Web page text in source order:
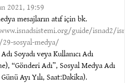
2021, 19:59
mesajların atıf için bk.
guide/isnad2/
sosyal-medya/
Soyadı veya Kullanıcı Adı
“Gönderi Adı”, Sosyal Medya Adı
Ayı Yılı, Saat:Dakika).